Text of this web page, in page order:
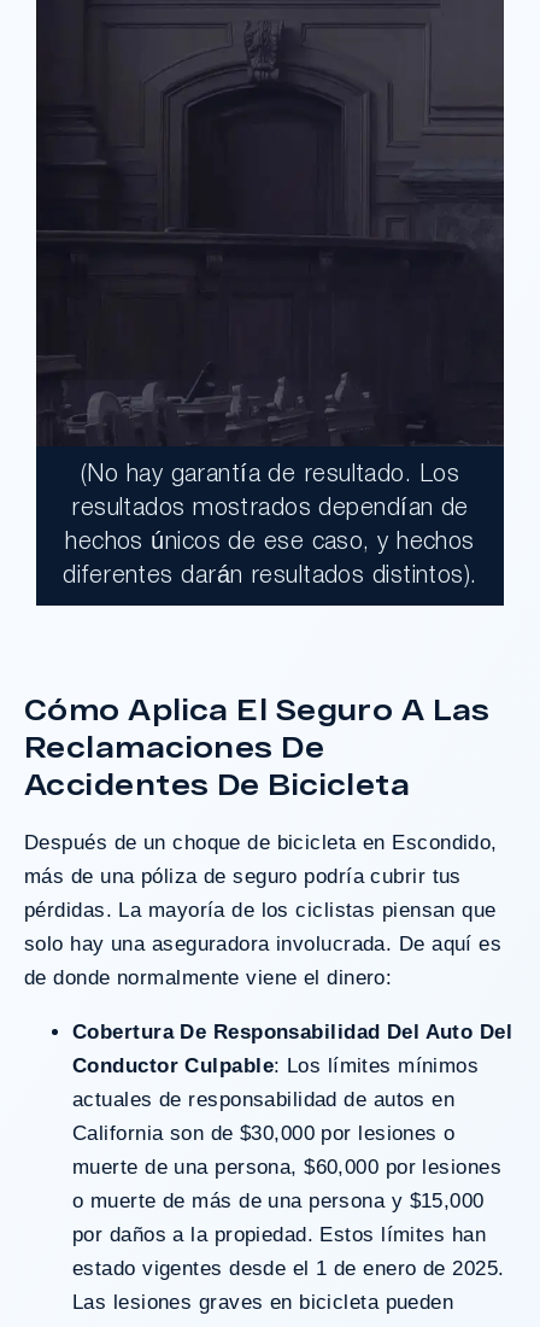
$41,950,000.00
Un jurado declaró a Walmart
¿Tengo Un Caso?
(No hay garantía de resultado. Los
resultados mostrados dependían de
hechos únicos de ese caso, y hechos
diferentes darán resultados distintos).
Cómo Aplica El Seguro A Las
Reclamaciones De
Accidentes De Bicicleta
Después de un choque de bicicleta en Escondido,
más de una póliza de seguro podría cubrir tus
pérdidas. La mayoría de los ciclistas piensan que
solo hay una aseguradora involucrada. De aquí es
de donde normalmente viene el dinero:
Cobertura De Responsabilidad Del Auto Del
Conductor Culpable: Los límites mínimos
actuales de responsabilidad de autos en
California son de $30,000 por lesiones o
muerte de una persona, $60,000 por lesiones
o muerte de más de una persona y $15,000
por daños a la propiedad. Estos límites han
estado vigentes desde el 1 de enero de 2025.
Las lesiones graves en bicicleta pueden